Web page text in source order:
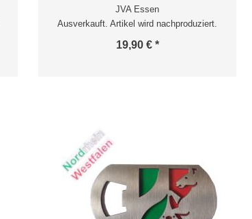
JVA Essen
Ausverkauft. Artikel wird nachproduziert.
19,90 € *